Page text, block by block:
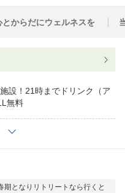
とからだにウェルネスを
設！21時までドリンク（ア
無料
期となりリトリートなら行くと